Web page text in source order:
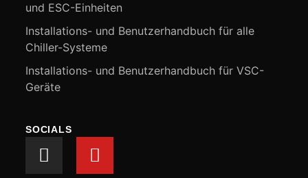
und ESC-Einheiten
Installations- und Benutzerhandbuch für alle
Chiller-Systeme
Installations- und Benutzerhandbuch für VSC-
Geräte
SOCIALS